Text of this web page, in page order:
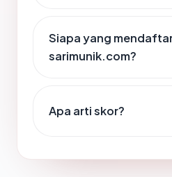
Siapa yang
sarimunik.com?
Apa arti skor?